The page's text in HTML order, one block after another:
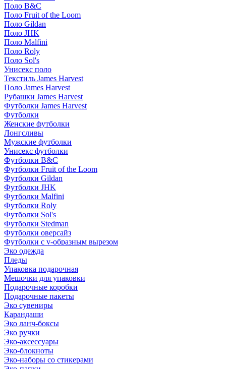
Поло B&C
Поло Fruit of the Loom
Поло Gildan
Поло JHK
Поло Malfini
Поло Roly
Поло Sol's
Унисекс поло
Текстиль James Harvest
Поло James Harvest
Рубашки James Harvest
Футболки James Harvest
Футболки
Женские футболки
Лонгсливы
Мужские футболки
Унисекс футболки
Футболки B&C
Футболки Fruit of the Loom
Футболки Gildan
Футболки JHK
Футболки Malfini
Футболки Roly
Футболки Sol's
Футболки Stedman
Футболки оверсайз
Футболки с v-образным вырезом
Эко одежда
Пледы
Упаковка подарочная
Мешочки для упаковки
Подарочные коробки
Подарочные пакеты
Эко сувениры
Карандаши
Эко ланч-боксы
Эко ручки
Эко-аксессуары
Эко-блокноты
Эко-наборы со стикерами